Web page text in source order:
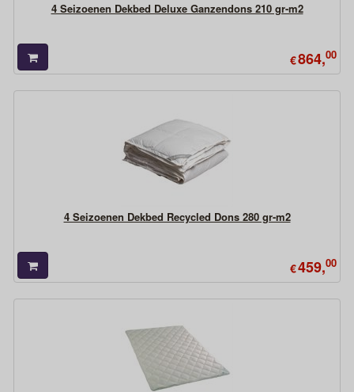
4 Seizoenen Dekbed Deluxe Ganzendons 210 gr-m2
€864,00
4 Seizoenen Dekbed Recycled Dons 280 gr-m2
€459,00